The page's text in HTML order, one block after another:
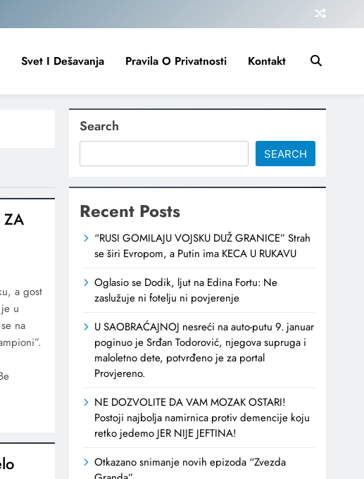
Svet I Dešavanja Pravila O Privatnosti Kontakt
ZA
a gost
u
na
Search
SEARCH
Recent Posts
“RUSI GOMILAJU VOJSKU DUŽ GRANICE” Strah
se širi Evropom, a Putin ima KECA U RUKAVU
Oglasio se Dodik, ljut na Edina Fortu: Ne
zaslužuje ni fotelju ni povjerenje
U SAOBRAĆAJNOJ nesreći na auto-putu 9. januar
poginuo je Srđan Todorović, njegova supruga i
maloletno dete, potvrđeno je za portal
Provjereno.
NE DOZVOLITE DA VAM MOZAK OSTARI!
Postoji najbolja namirnica protiv demencije koju
retko jedemo JER NIJE JEFTINA!
Otkazano snimanje novih epizoda “Zvezda